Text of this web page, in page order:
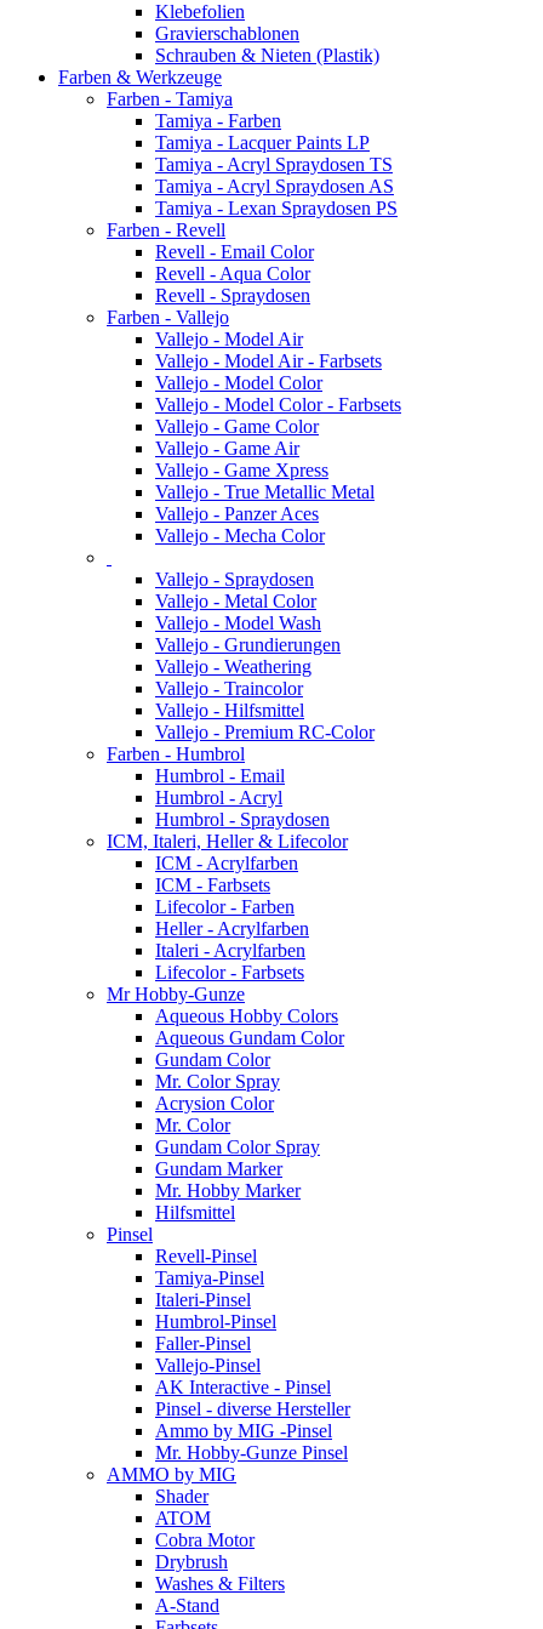
Klebefolien
Gravierschablonen
Schrauben & Nieten (Plastik)
Farben & Werkzeuge
Farben - Tamiya
Tamiya - Farben
Tamiya - Lacquer Paints LP
Tamiya - Acryl Spraydosen TS
Tamiya - Acryl Spraydosen AS
Tamiya - Lexan Spraydosen PS
Farben - Revell
Revell - Email Color
Revell - Aqua Color
Revell - Spraydosen
Farben - Vallejo
Vallejo - Model Air
Vallejo - Model Air - Farbsets
Vallejo - Model Color
Vallejo - Model Color - Farbsets
Vallejo - Game Color
Vallejo - Game Air
Vallejo - Game Xpress
Vallejo - True Metallic Metal
Vallejo - Panzer Aces
Vallejo - Mecha Color
Vallejo - Spraydosen
Vallejo - Metal Color
Vallejo - Model Wash
Vallejo - Grundierungen
Vallejo - Weathering
Vallejo - Traincolor
Vallejo - Hilfsmittel
Vallejo - Premium RC-Color
Farben - Humbrol
Humbrol - Email
Humbrol - Acryl
Humbrol - Spraydosen
ICM, Italeri, Heller & Lifecolor
ICM - Acrylfarben
ICM - Farbsets
Lifecolor - Farben
Heller - Acrylfarben
Italeri - Acrylfarben
Lifecolor - Farbsets
Mr Hobby-Gunze
Aqueous Hobby Colors
Aqueous Gundam Color
Gundam Color
Mr. Color Spray
Acrysion Color
Mr. Color
Gundam Color Spray
Gundam Marker
Mr. Hobby Marker
Hilfsmittel
Pinsel
Revell-Pinsel
Tamiya-Pinsel
Italeri-Pinsel
Humbrol-Pinsel
Faller-Pinsel
Vallejo-Pinsel
AK Interactive - Pinsel
Pinsel - diverse Hersteller
Ammo by MIG -Pinsel
Mr. Hobby-Gunze Pinsel
AMMO by MIG
Shader
ATOM
Cobra Motor
Drybrush
Washes & Filters
A-Stand